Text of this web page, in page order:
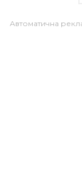
Автоматична